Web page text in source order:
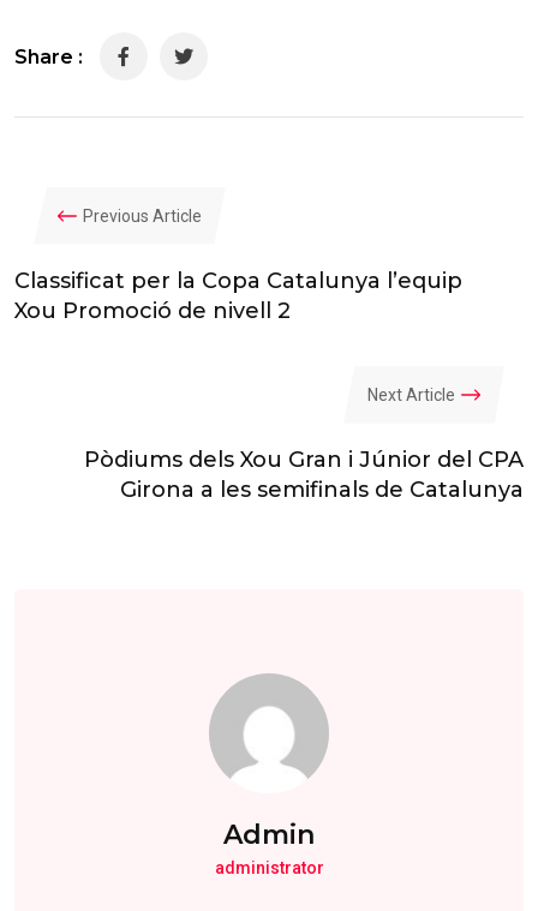
Share :
Previous Article
Classificat per la Copa Catalunya l’equip
Xou Promoció de nivell 2
Next Article
Pòdiums dels Xou Gran i Júnior del CPA
Girona a les semifinals de Catalunya
Admin
administrator